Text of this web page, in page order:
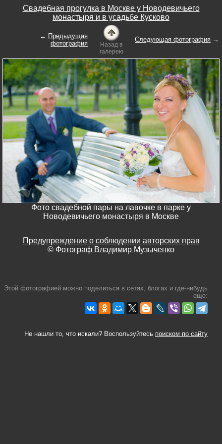
Свадебная прогулка в Москве у Новодевичьего
монастыря и в усадьбе Кусково
← Предыдущая
фотография
Назад в
галерею
Следующая фотография →
Фото свадебной пары на лавочке в парке у
Новодевичьего монастыря в Москве
Предупреждение о соблюдении авторских прав
© Фотограф Владимир Музыченко
Этой фотографией можно поделиться в сетях, блогах и где-нибудь
еще:
Не нашли то, что искали? Воспользуйтесь поиском по сайту